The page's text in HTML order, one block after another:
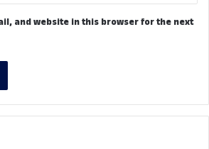
and website in this browser for the next